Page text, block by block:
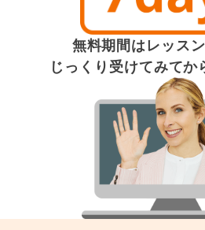
無料期間はレッス
じっくり受けてみてか